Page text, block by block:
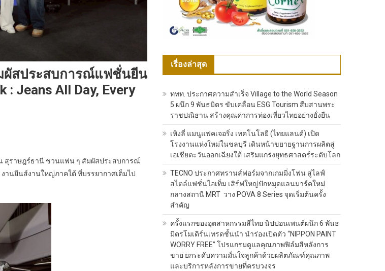
ผัสประสบการณ์แฟชั่นยีน
: Jeans All Day, Every
สุราษฎร์ธานี ชวนแฟน ๆ สัมผัสประสบการณ์
งานยีนส์งานใหญ่ภาคใต้ ที่บรรยากาศเต็มไป
เรื่องล่าสุด
ททท. ประกาศความสำเร็จ Village to the World Season
5 ผนึก 9 พันธมิตร ขับเคลื่อน ESG Tourism สืบสานพระ
ราชปณิธาน สร้างคุณค่าการท่องเที่ยวไทยอย่างยั่งยืน
เหิงลี่ แมนูแฟคเจอริ่ง เทคโนโลยี (ไทยแลนด์) เปิด
โรงงานแห่งใหม่ในชลบุรี เดินหน้าขยายฐานการผลิตสู่
เอเชียตะวันออกเฉียงใต้ เสริมแกร่งยุทธศาสตร์ระดับโลก
TECNO ประกาศทรานส์ฟอร์มจากเกมมิ่งโฟน สู่ไลฟ์
สไตล์แฟชั่นไอเท็ม เสิร์ฟใหญ่ปักหมุดแลนมาร์คใหม่
กลางสถานี MRT วาง POVA 8 Series จุดเริ่มต้นครั้ง
สำคัญ
ครั้งแรกของอุตสาหกรรมสีไทย นิปปอนเพนต์ผนึก 6 พันธ
มิตรโมเดิร์นเทรดชั้นนำ นำร่องเปิดตัว “NIPPON PAINT
WORRY FREE” โปรแกรมดูแลคุณภาพฟิล์มสีหลังการ
ขาย ยกระดับความมั่นใจลูกค้าด้วยผลิตภัณฑ์คุณภาพ
และบริการหลังการขายที่ครบวงจร